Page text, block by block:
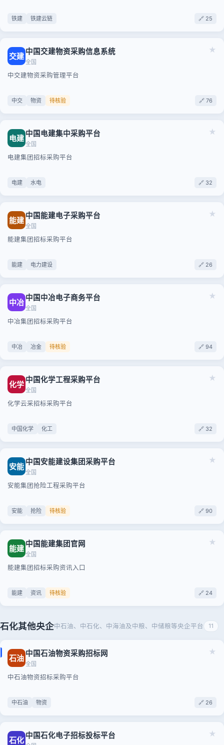
铁建 铁建云链 🔗 25
★
交建 中国交建物资采购信息系统
全国
中交建物资采购管理平台
中交 物资 待核验 🔗 76
★
电建 中国电建集中采购平台
全国
电建集团招标采购平台
电建 水电 🔗 32
★
能建 中国能建电子采购平台
全国
能建集团招标采购平台
能建 电力建设 🔗 26
★
中冶 中国中冶电子商务平台
全国
中冶集团招标采购平台
中冶 冶金 待核验 🔗 94
★
化学 中国化学工程采购平台
全国
化学云采招标采购平台
中国化学 化工 🔗 32
★
安能 中国安能建设集团采购平台
全国
安能集团抢险工程采购平台
安能 抢险 待核验 🔗 90
★
能建 中国能建集团官网
全国
能建集团招标采购资讯入口
能建 资讯 待核验 🔗 24
石化其他央企中石油、中石化、中海油及中粮、中储粮等央企平台 11
★
石油 中国石油物资采购招标网
全国
中石油物资招标采购平台
中石油 物资 🔗 26
★
石化 中国石化电子招标投标平台